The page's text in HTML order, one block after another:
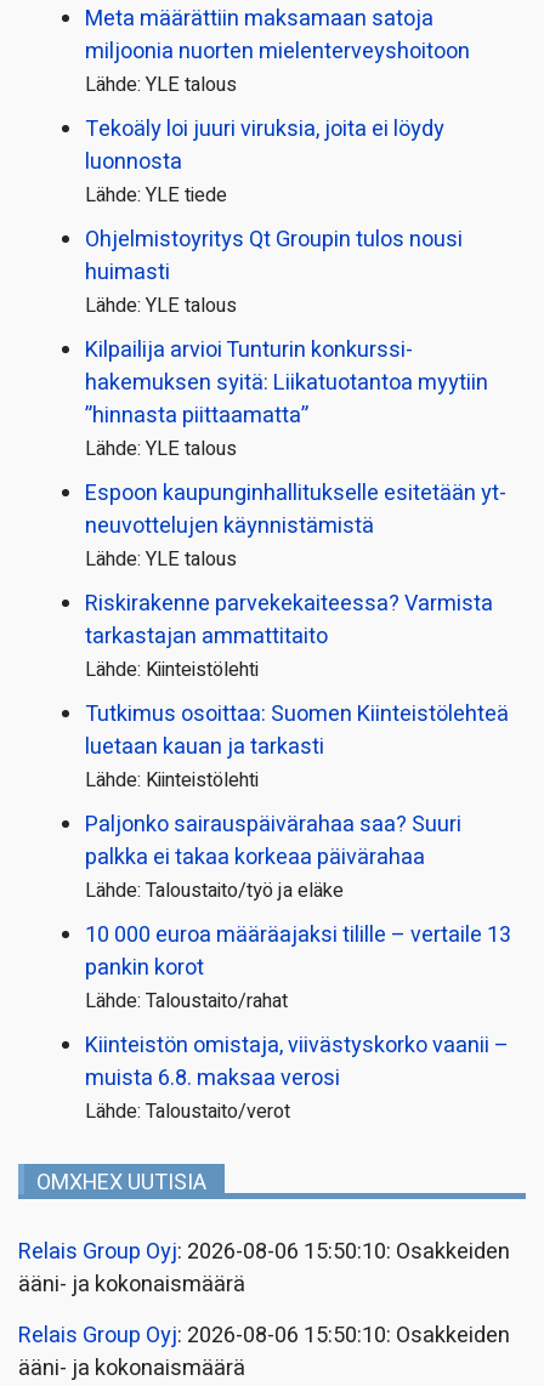
Meta määrättiin maksamaan satoja
miljoonia nuorten mielenterveyshoitoon
Lähde: YLE talous
Tekoäly loi juuri viruksia, joita ei löydy
luonnosta
Lähde: YLE tiede
Ohjelmistoyritys Qt Groupin tulos nousi
huimasti
Lähde: YLE talous
Kilpailija arvioi Tunturin konkurssi­
hakemuksen syitä: Liikatuotantoa myytiin
”hinnasta piittaamatta”
Lähde: YLE talous
Espoon kaupungin­hallitukselle esitetään yt-
neuvottelujen käynnistämistä
Lähde: YLE talous
Riskirakenne parvekekaiteessa? Varmista
tarkastajan ammattitaito
Lähde: Kiinteistölehti
Tutkimus osoittaa: Suomen Kiinteistölehteä
luetaan kauan ja tarkasti
Lähde: Kiinteistölehti
Paljonko sairauspäivä­rahaa saa? Suuri
palkka ei takaa korkeaa päivärahaa
Lähde: Taloustaito/työ ja eläke
10 000 euroa määräajaksi tilille – vertaile 13
pankin korot
Lähde: Taloustaito/rahat
Kiinteistön omistaja, viivästyskorko vaanii –
muista 6.8. maksaa verosi
Lähde: Taloustaito/verot
OMXHEX UUTISIA
Relais Group Oyj: 2026-08-06 15:50:10: Osakkeiden
ääni- ja kokonaismäärä
Relais Group Oyj: 2026-08-06 15:50:10: Osakkeiden
ääni- ja kokonaismäärä